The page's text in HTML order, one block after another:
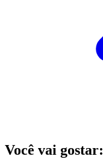
Você vai gostar: